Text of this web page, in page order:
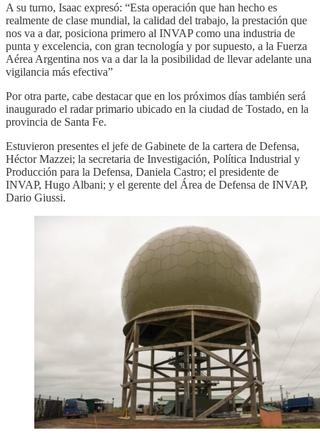
A su turno, Isaac expresó: “Esta operación que han hecho es
realmente de clase mundial, la calidad del trabajo, la prestación que
nos va a dar, posiciona primero al INVAP como una industria de
punta y excelencia, con gran tecnología y por supuesto, a la Fuerza
Aérea Argentina nos va a dar la la posibilidad de llevar adelante una
vigilancia más efectiva”
Por otra parte, cabe destacar que en los próximos días también será
inaugurado el radar primario ubicado en la ciudad de Tostado, en la
provincia de Santa Fe.
Estuvieron presentes el jefe de Gabinete de la cartera de Defensa,
Héctor Mazzei; la secretaria de Investigación, Política Industrial y
Producción para la Defensa, Daniela Castro; el presidente de
INVAP, Hugo Albani; y el gerente del Área de Defensa de INVAP,
Dario Giussi.